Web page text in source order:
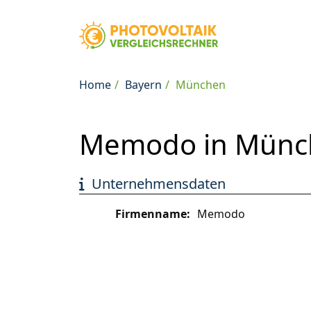
Home Bayern München
Memodo in
Unternehmensdaten
Firmenname: Memodo